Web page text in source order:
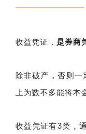
收益凭证， 是券商
除非破产，否则
上为数不多能将本
收益凭证有3类，